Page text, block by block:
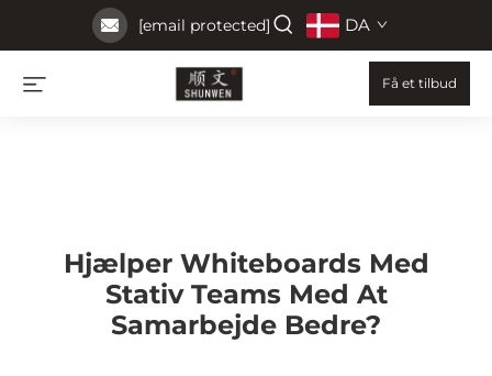
[email protected] DA
Få et tilbud
Hjælper Whiteboards Med
Stativ Teams Med At
Samarbejde Bedre?